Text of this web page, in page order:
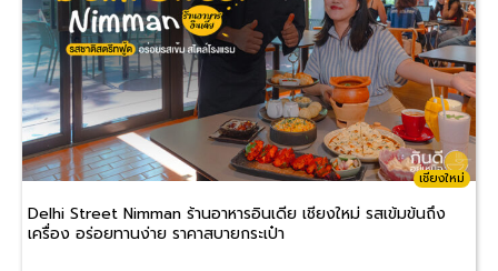
เชียงใหม่
Delhi Street Nimman ร้านอาหารอินเดีย เชียงใหม่ รสเข้มข้นถึง
เครื่อง อร่อยทานง่าย ราคาสบายกระเป๋า